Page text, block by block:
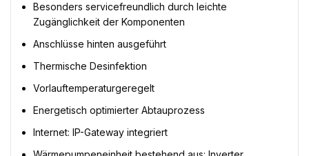
Besonders servicefreundlich durch leichte
Zugänglichkeit der Komponenten
Anschlüsse hinten ausgeführt
Thermische Desinfektion
Vorlauftemperaturgeregelt
Energetisch optimierter Abtauprozess
Internet: IP-Gateway integriert